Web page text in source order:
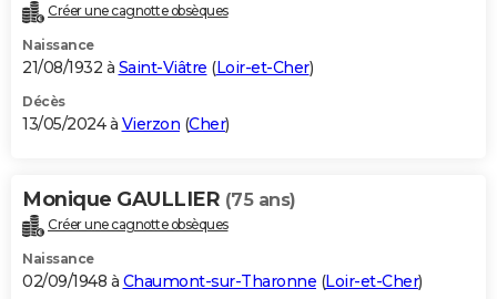
Créer une cagnotte obsèques
Naissance
21/08/1932 à Saint-Viâtre (Loir-et-Cher)
Décès
13/05/2024 à Vierzon (Cher)
Monique GAULLIER (75 ans)
Créer une cagnotte obsèques
Naissance
02/09/1948 à Chaumont-sur-Tharonne (Loir-et-Cher)